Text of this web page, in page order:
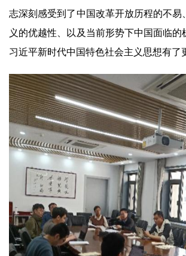
志深刻感受到了中国改革开放历程的不易
义的优越性、以及当前形势下中国面临的
习近平新时代中国特色社会主义思想有了